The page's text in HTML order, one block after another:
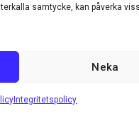
samtycke, kan påverka
Neka
Integritetspolicy